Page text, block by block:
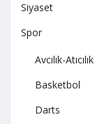
Siyaset
Spor
Avcılık-Atıcılık
Basketbol
Darts